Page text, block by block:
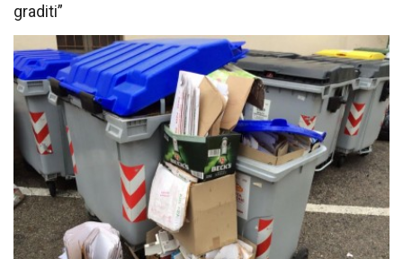
graditi”